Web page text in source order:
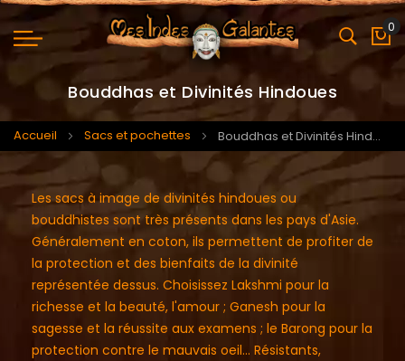
0
Bouddhas et Divinités Hindoues
Accueil Sacs et pochettes Bouddhas et Divinités Hindoues
Les sacs à image de divinités hindoues ou
bouddhistes sont très présents dans les pays d'Asie.
Généralement en coton, ils permettent de profiter de
la protection et des bienfaits de la divinité
représentée dessus. Choisissez Lakshmi pour la
richesse et la beauté, l'amour ; Ganesh pour la
sagesse et la réussite aux examens ; le Barong pour la
protection contre le mauvais oeil... Résistants,